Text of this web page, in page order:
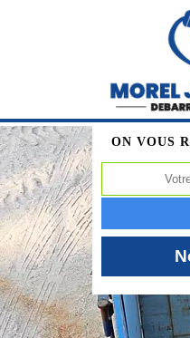
ON VOUS